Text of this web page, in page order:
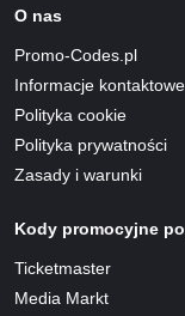
O nas
Promo-Codes.pl
Informacje kontaktowe
Polityka cookie
Polityka prywatności
Zasady i warunki
Kody promocyjne
Ticketmaster
Media Markt